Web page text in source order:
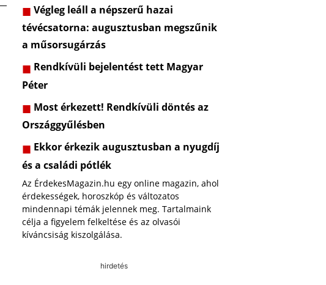
Végleg leáll a népszerű hazai
tévécsatorna: augusztusban megszűnik
a műsorsugárzás
Rendkívüli bejelentést tett Magyar
Péter
Most érkezett! Rendkívüli döntés az
Országgyűlésben
Ekkor érkezik augusztusban a nyugdíj
és a családi pótlék
Az ÉrdekesMagazin.hu egy online magazin, ahol
érdekességek, horoszkóp és változatos
mindennapi témák jelennek meg. Tartalmaink
célja a figyelem felkeltése és az olvasói
kíváncsiság kiszolgálása.
hirdetés